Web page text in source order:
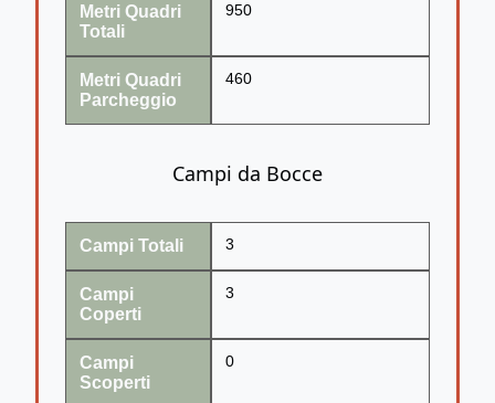
Metri Quadri
Totali
950
Metri Quadri
Parcheggio
460
Campi da Bocce
Campi Totali 3
Campi
Coperti
3
Campi
Scoperti
0